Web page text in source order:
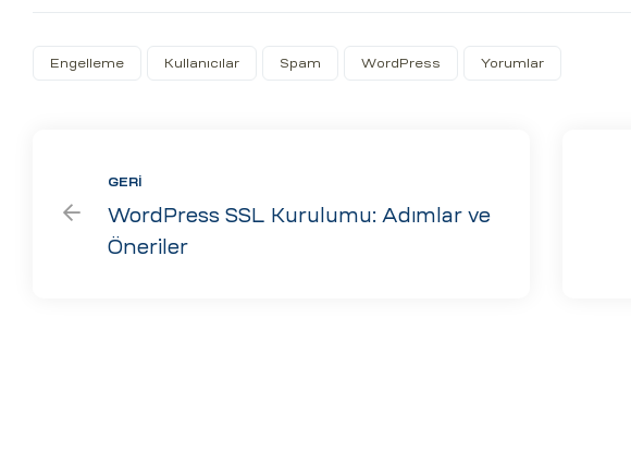
Engelleme Kullanıcılar Spam WordPress Yorumlar
GERI
WordPress SSL Kurulumu: Adımlar ve
Öneriler